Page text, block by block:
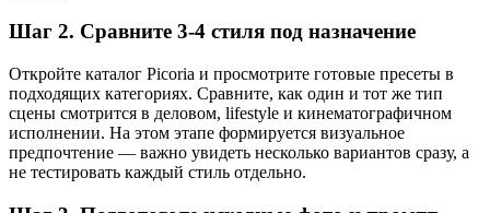
Шаг 2. Сравните 3-4 стиля под назначение
Откройте каталог Picoria и просмотрите готовые пресеты в
подходящих категориях. Сравните, как один и тот же тип
сцены смотрится в деловом, lifestyle и кинематографичном
исполнении. На этом этапе формируется визуальное
предпочтение — важно увидеть несколько вариантов сразу, а
не тестировать каждый стиль отдельно.